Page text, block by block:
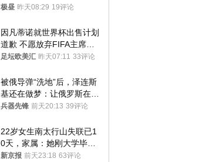
极昼 昨天08:29 19评论
因凡蒂诺就世界杯出售计划
道歉 不愿放弃FIFA主席职
位
足坛欧美汇 昨天07:11 33评论
被俄导弹“洗地”后，泽连斯
基还在做梦：让俄罗斯在冬
季前求和？
兵器先锋 前天20:13 39评论
22岁女生南太行山失联已1
0天，家属：她刚大学毕业
想到山里旅行
新京报 前天23:18 63评论